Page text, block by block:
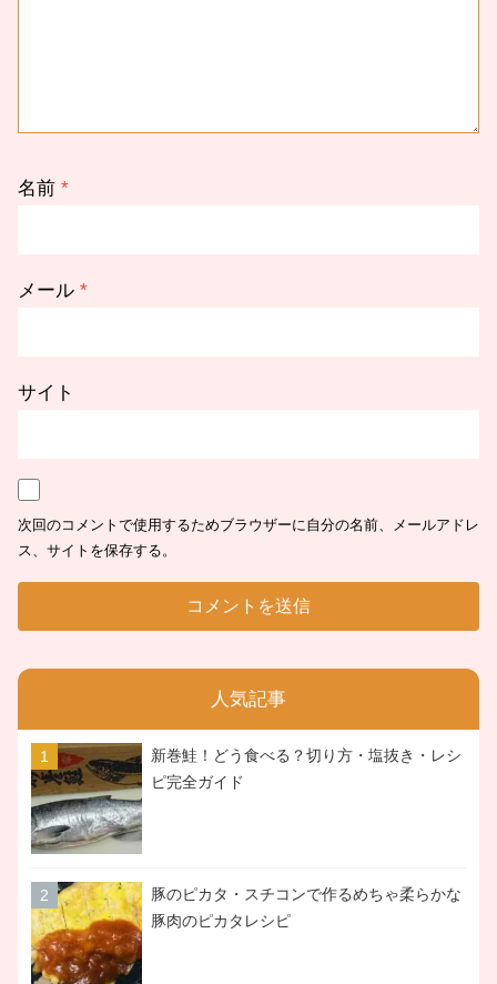
名前 *
メール *
サイト
次回のコメントで使用するためブラウザーに自分の名前、メールアドレ
ス、サイトを保存する。
人気記事
新巻鮭！どう食べる？切り方・塩抜き・レシ
ピ完全ガイド
豚のピカタ・スチコンで作るめちゃ柔らかな
豚肉のピカタレシピ